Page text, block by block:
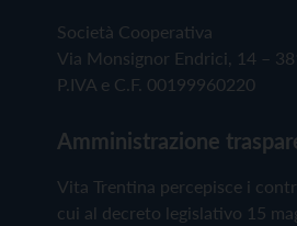
Società Cooperativa
Via Monsignor Endrici, 14 –
P.IVA e C.F. 00199960220
Amministrazione
Vita Trentina percepisce i
cui al decreto legislativo 15